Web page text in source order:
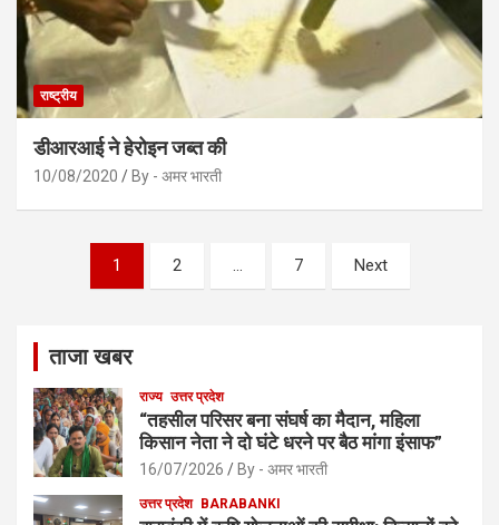
राष्ट्रीय
डीआरआई ने हेरोइन जब्त की
10/08/2020 By - अमर भारती
pagination
1 2 … 7 Next
ताजा खबर
राज्य उत्तर प्रदेश
“तहसील परिसर बना संघर्ष का मैदान, महिला
किसान नेता ने दो घंटे धरने पर बैठ मांगा इंसाफ”
16/07/2026 By - अमर भारती
उत्तर प्रदेश BARABANKI